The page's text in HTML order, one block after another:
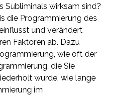
Subliminals wirksam sind?
die Programmierung des
und verändert
Faktoren ab. Dazu
wie oft der
die Sie
wurde, wie lange
im